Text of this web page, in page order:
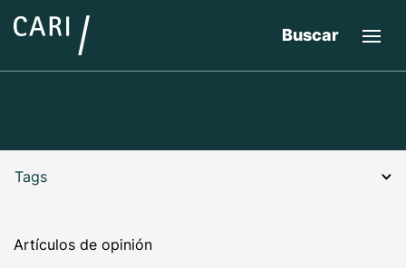
Buscar
Artículos de opinión
Tags